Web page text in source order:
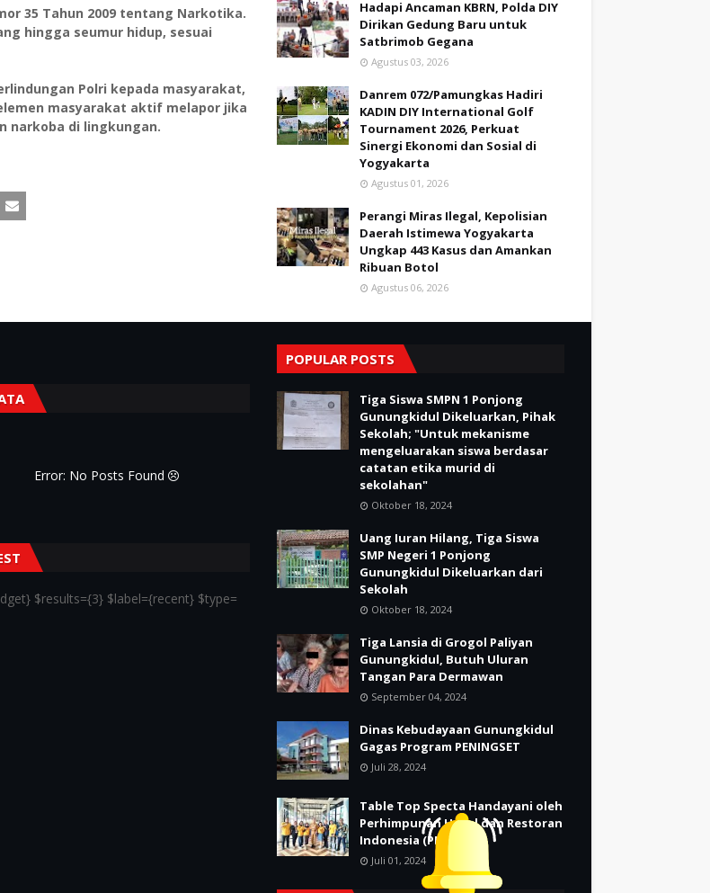
35 Tahun 2009 tentang Narkotika.
hingga seumur hidup, sesuai
Polri kepada masyarakat,
masyarakat aktif melapor jika
narkoba di lingkungan.
Hadapi Ancaman KBRN, Polda DIY
Dirikan Gedung Baru untuk
Satbrimob Gegana
Agustus 03, 2026
Danrem 072/Pamungkas Hadiri
KADIN DIY International Golf
Tournament 2026, Perkuat
Sinergi Ekonomi dan Sosial di
Yogyakarta
Agustus 01, 2026
Perangi Miras Ilegal, Kepolisian
Daerah Istimewa Yogyakarta
Ungkap 443 Kasus dan Amankan
Ribuan Botol
Agustus 06, 2026
Error: No Posts Found
$results={3} $label={recent} $type=
POPULAR POSTS
Tiga Siswa SMPN 1 Ponjong
Gunungkidul Dikeluarkan, Pihak
Sekolah; "Untuk mekanisme
mengeluarakan siswa berdasar
catatan etika murid di
sekolahan"
Oktober 18, 2024
Uang Iuran Hilang, Tiga Siswa
SMP Negeri 1 Ponjong
Gunungkidul Dikeluarkan dari
Sekolah
Oktober 18, 2024
Tiga Lansia di Grogol Paliyan
Gunungkidul, Butuh Uluran
Tangan Para Dermawan
September 04, 2024
Dinas Kebudayaan Gunungkidul
Gagas Program PENINGSET
Juli 28, 2024
Table Top Specta Handayani oleh
Perhimpunan Hotel dan Restoran
Indonesia (PHRI)
Juli 01, 2024